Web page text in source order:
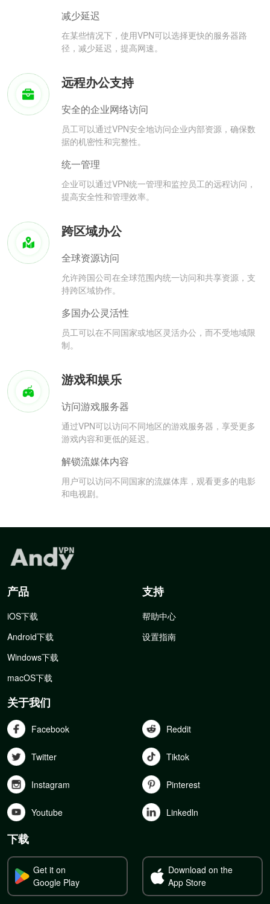
减少延迟
在某些情况下，使用VPN可以选择更快的服务器路
径，减少延迟，提高网速。
远程办公支持
安全的企业网络访问
员工可以通过VPN安全地访问企业内部资源，确保数
据的机密性和完整性。
统一管理
企业可以通过VPN统一管理和监控员工的远程访问，
提高安全性和管理效率。
跨区域办公
全球资源访问
允许跨国公司在全球范围内统一访问和共享资源，支
持跨区域协作。
多国办公灵活性
员工可以在不同国家或地区灵活办公，而不受地域限
制。
游戏和娱乐
访问游戏服务器
通过VPN可以访问不同地区的游戏服务器，享受更多
游戏内容和更低的延迟。
解锁流媒体内容
用户可以访问不同国家的流媒体库，观看更多的电影
和电视剧。
产品
iOS下载
Android下载
Windows下载
macOS下载
支持
帮助中心
设置指南
关于我们
Facebook Reddit
Twitter Tiktok
Instagram Pinterest
Youtube Linkedln
下载
Get it on
Google Play
Download on the
App Store